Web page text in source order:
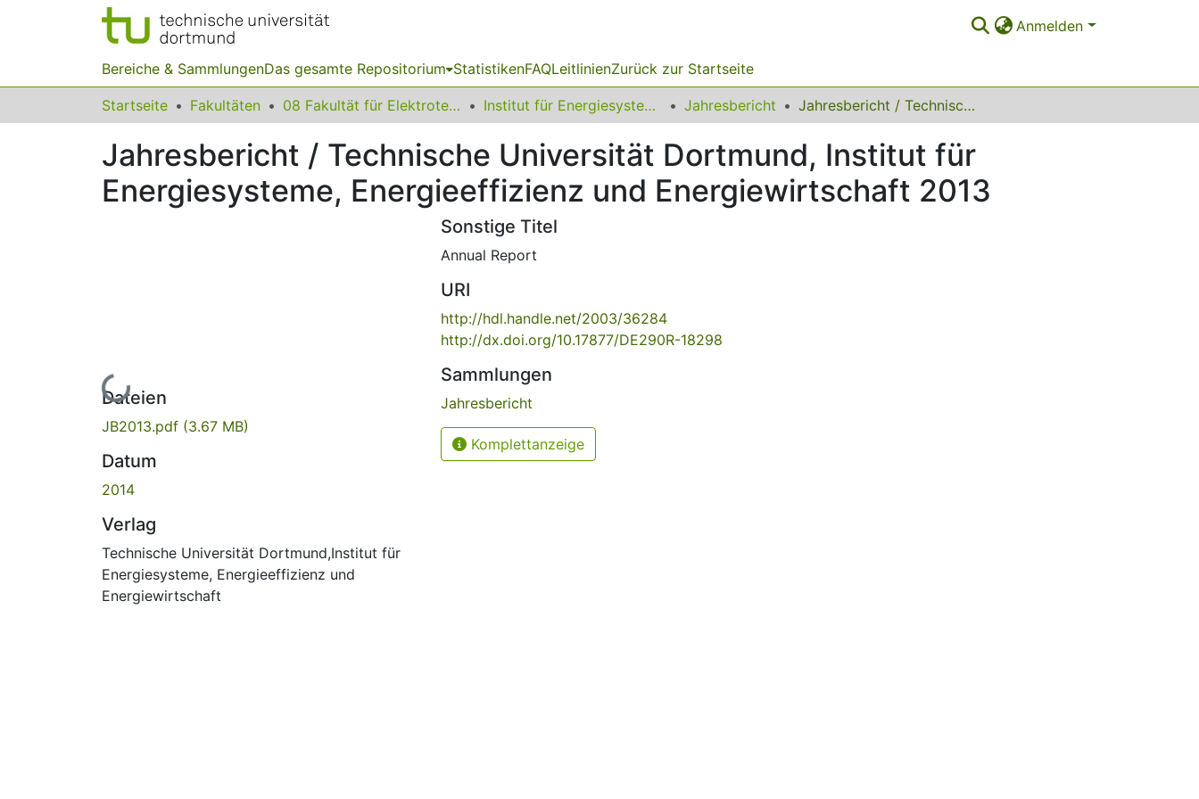
Anmelden
Bereiche & SammlungenDas gesamte Repositorium StatistikenFAQLeitlinienZurück zur Startseite
Startseite Fakultäten 08 Fakultät für Elektrotechnik und Informationstechnik Institut für Energiesysteme, Energieeffizienz und Energiewirtschaft Jahresbericht Jahresbericht / Technische Universität Dortmund, Institut für Energiesysteme, Energieeffizienz und Energiewirtschaft 2013
Jahresbericht / Technische Universität Dortmund, Institut für
Energiesysteme, Energieeffizienz und Energiewirtschaft 2013
Lade...
Dateien
JB2013.pdf (3.67 MB)
Datum
2014
Verlag
Technische Universität Dortmund,Institut für
Energiesysteme, Energieeffizienz und
Energiewirtschaft
Sonstige Titel
Annual Report
URI
http://hdl.handle.net/2003/36284
http://dx.doi.org/10.17877/DE290R-18298
Sammlungen
Jahresbericht
Komplettanzeige